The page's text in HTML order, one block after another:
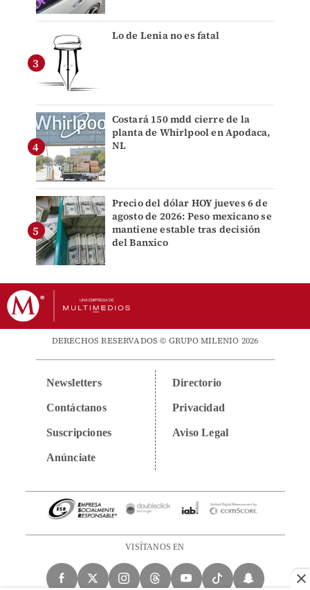
Lo de Lenia no es fatal
Costará 150 mdd cierre de la
planta de Whirlpool en Apodaca,
NL
Precio del dólar HOY jueves 6 de
agosto de 2026: Peso mexicano se
mantiene estable tras decisión
del Banxico
DERECHOS RESERVADOS © GRUPO MILENIO 2026
Newsletters
Contáctanos
Suscripciones
Anúnciate
Directorio
Privacidad
Aviso Legal
VISÍTANOS EN